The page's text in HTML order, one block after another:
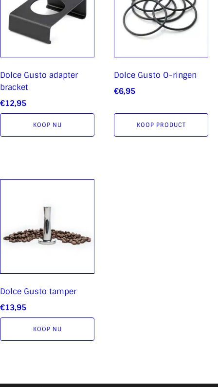
Dolce Gusto adapter
bracket
€12,95
KOOP NU
Dolce Gusto O-ringen
€6,95
KOOP PRODUCT
Dolce Gusto tamper
€13,95
KOOP NU